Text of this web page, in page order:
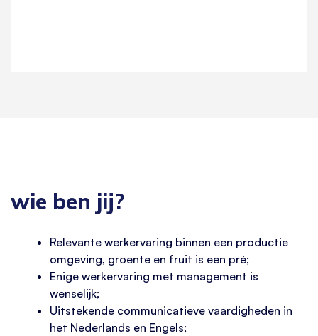
wie ben jij?
Relevante werkervaring binnen een productie
omgeving, groente en fruit is een pré;
Enige werkervaring met management is
wenselijk;
Uitstekende communicatieve vaardigheden in
het Nederlands en Engels;